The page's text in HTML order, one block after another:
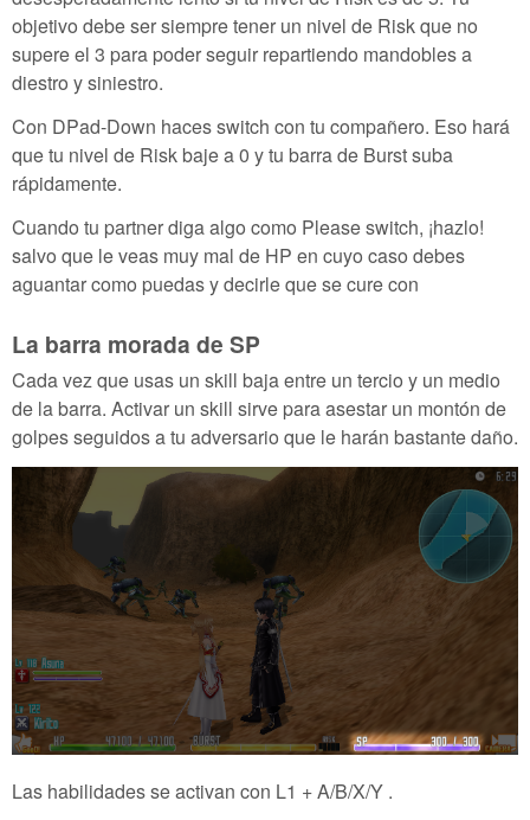
objetivo debe ser siempre tener un nivel de Risk que no
supere el 3 para poder seguir repartiendo mandobles a
diestro y siniestro.
Con DPad-Down haces switch con tu compañero. Eso hará
que tu nivel de Risk baje a 0 y tu barra de Burst suba
rápidamente.
Cuando tu partner diga algo como Please switch, ¡hazlo!
salvo que le veas muy mal de HP en cuyo caso debes
aguantar como puedas y decirle que se cure con
La barra morada de SP
Cada vez que usas un skill baja entre un tercio y un medio
de la barra. Activar un skill sirve para asestar un montón de
golpes seguidos a tu adversario que le harán bastante daño.
Las habilidades se activan con L1 + A/B/X/Y .